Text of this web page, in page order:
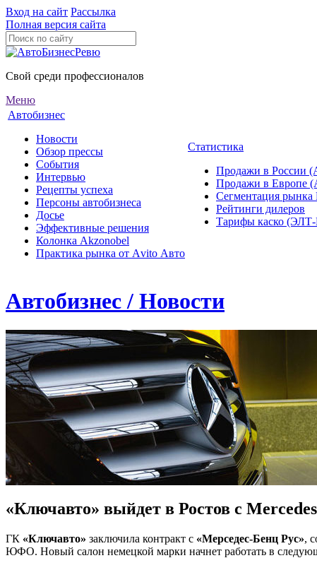
Вход на сайт Рассылка
Полная версия сайта
Свой среди профессионалов
Меню
Автобизнес
Новости
Обзор прессы
События
Интервью
Рецепты успеха
Персоны автобизнеса
Досье
Эффективные решения
Колонка Akzonobel
Практика рынка от Аvito Авто
Статистика
Продажи в России
Продажи в Европе
Сегментация
Рейтинги дилеров
Тарифы каско
Автобизнес / Новости
«Ключавто» выйдет в Ростов с
ГК «Ключавто» заключила контракт с «Мерседес-Бенц Рус»,
ЮФО. Новый салон немецкой марки начнет работать в